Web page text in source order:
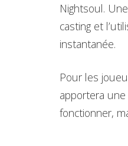
Nightsoul.
casting et
instantanée.
Pour les
apportera
fonctionner,